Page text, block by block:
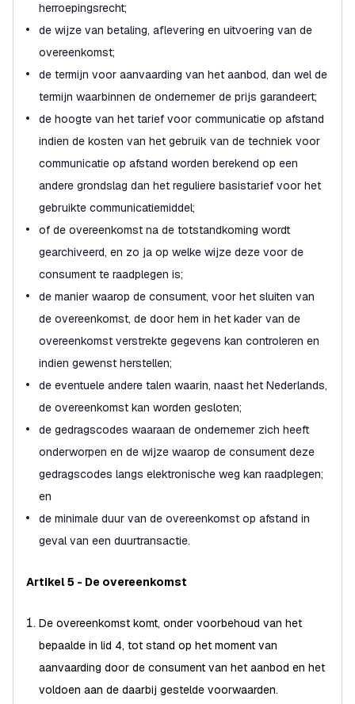
herroepingsrecht;
de wijze van betaling, aflevering en uitvoering van de
overeenkomst;
de termijn voor aanvaarding van het aanbod, dan wel de
termijn waarbinnen de ondernemer de prijs garandeert;
de hoogte van het tarief voor communicatie op afstand
indien de kosten van het gebruik van de techniek voor
communicatie op afstand worden berekend op een
andere grondslag dan het reguliere basistarief voor het
gebruikte communicatiemiddel;
of de overeenkomst na de totstandkoming wordt
gearchiveerd, en zo ja op welke wijze deze voor de
consument te raadplegen is;
de manier waarop de consument, voor het sluiten van
de overeenkomst, de door hem in het kader van de
overeenkomst verstrekte gegevens kan controleren en
indien gewenst herstellen;
de eventuele andere talen waarin, naast het Nederlands,
de overeenkomst kan worden gesloten;
de gedragscodes waaraan de ondernemer zich heeft
onderworpen en de wijze waarop de consument deze
gedragscodes langs elektronische weg kan raadplegen;
en
de minimale duur van de overeenkomst op afstand in
geval van een duurtransactie.
Artikel 5 - De overeenkomst
De overeenkomst komt, onder voorbehoud van het
bepaalde in lid 4, tot stand op het moment van
aanvaarding door de consument van het aanbod en het
voldoen aan de daarbij gestelde voorwaarden.